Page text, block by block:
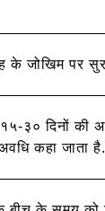
जोखिम पर
३० दिनों की
कहा जाता है.